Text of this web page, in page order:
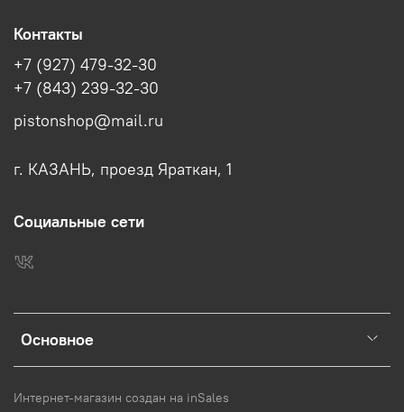
Основное
Контакты
+7 (927) 479-32-30
+7 (843) 239-32-30
pistonshop@mail.ru
г. КАЗАНЬ, проезд Яраткан, 1
Социальные сети
Интернет-магазин создан на inSales